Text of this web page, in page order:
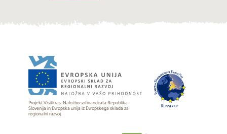
Projekt Visitkras. Naložbo sofinancirata Republika
Slovenija in Evropska unija iz Evropskega sklada za
regionalni razvoj.